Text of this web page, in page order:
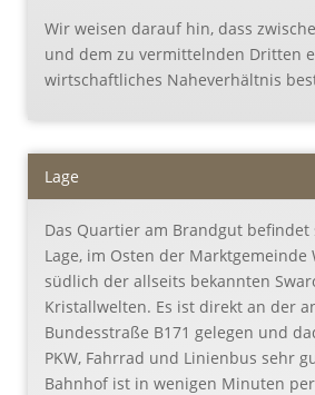
Wir weisen darauf hin, dass
und dem zu vermittelnden Dritten
wirtschaftliches Naheverhältnis
Lage
Das Quartier am Brandgut
Lage, im Osten der Marktgemeinde
südlich der allseits bekannten
Kristallwelten. Es ist direkt an der
Bundesstraße B171 gelegen und
PKW, Fahrrad und Linienbus sehr
Bahnhof ist in wenigen Minuten